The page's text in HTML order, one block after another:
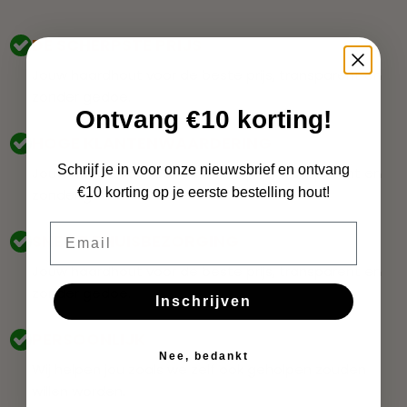
DE SCHERPSTE PRIJS
Jouw haardhout voor de beste prijs, transparent en
Jouw haardhout voor de beste prijs, transparent en
zonder gedoe.
SNELLE THUISBEZORGING
Jouw haardhout voor de beste prijs, transparent en
zonder gedoe.
Ontvang €10 korting!
Schrijf je in voor onze nieuwsbrief en ontvang
€10 korting op je eerste bestelling hout!
Inschrijven
Nee, bedankt